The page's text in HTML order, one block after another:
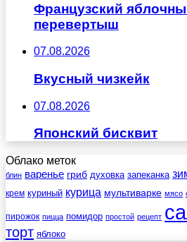
Французский
перевертыш
07.08.2026
Вкусный чизкейк
07.08.2026
Японский бисквит
Облако меток
блин варенье гриб духовка запеканка
крем куриный курица мультиварке мясо
пирожок пицца помидор простой рецепт
торт яблоко